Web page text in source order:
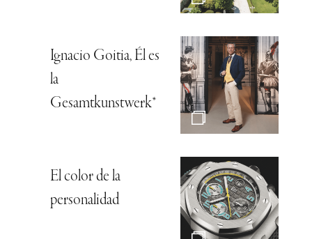
Ignacio Goitia, Él es
la
Gesamtkunstwerk*
El color de la
personalidad